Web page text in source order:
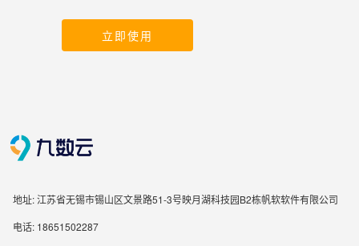
立即使用
地址: 江苏省无锡市锡山区文景路51-3号映月湖科技园B2栋帆软软件有限公司
电话: 18651502287